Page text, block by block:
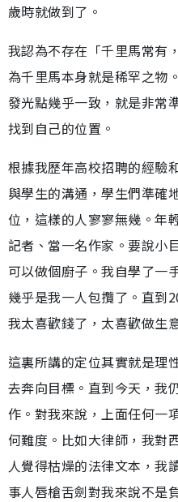
歲時就做到了。
我認為不存在「千里馬常有
為千里馬本身就是稀罕之物
發光點幾乎一致，就是非常
找到自己的位置。
根據我歷年高校招聘的經驗
與學生的溝通，學生們準確
位，這樣的人寥寥無幾。年
記者、當一名作家。要說小
可以做個廚子。我自學了一
幾乎是我一人包攬了。直到
我太喜歡錢了，太喜歡做生
這裏所講的定位其實就是理
去奔向目標。直到今天，我
作。對我來說，上面任何一
何難度。比如大律師，我對
人覺得枯燥的法律文本，我
事人唇槍舌劍對我來說不是